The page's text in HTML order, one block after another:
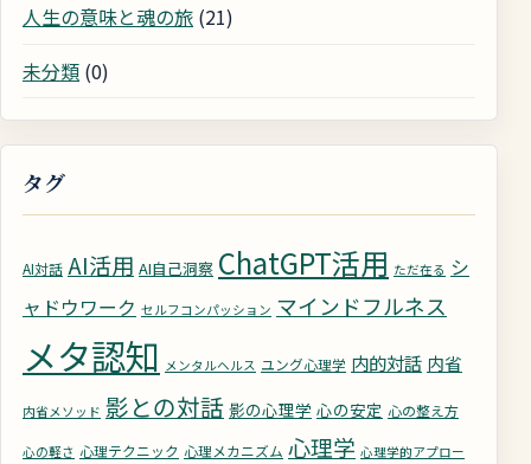
人生の意味と魂の旅 (21)
未分類 (0)
タグ
AI対話 AI活用 AI自己洞察 ChatGPT活用 ただ在る シ
ャドウワーク セルフコンパッション マインドフルネス
メタ認知 メンタルヘルス ユング心理学 内的対話 内省
内省メソッド 影との対話 影の心理学 心の安定 心の整え方
心の軽さ 心理テクニック 心理メカニズム 心理学 心理学的アプロー